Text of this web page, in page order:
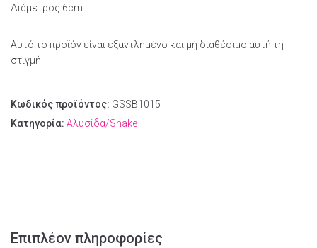
Διάμετρος 6cm
Αυτό το προϊόν είναι εξαντλημένο και μή διαθέσιμο αυτή τη
στιγμή.
Κωδικός προϊόντος: GSSB1015
Κατηγορία: Αλυσίδα/Snake
Επιπλέον πληροφορίες